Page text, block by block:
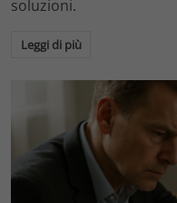
soluzioni.
Leggi di più